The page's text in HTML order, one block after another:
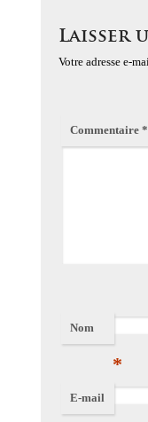
Laisser
Votre adresse e-
Commentaire *
Nom
*
E-mail